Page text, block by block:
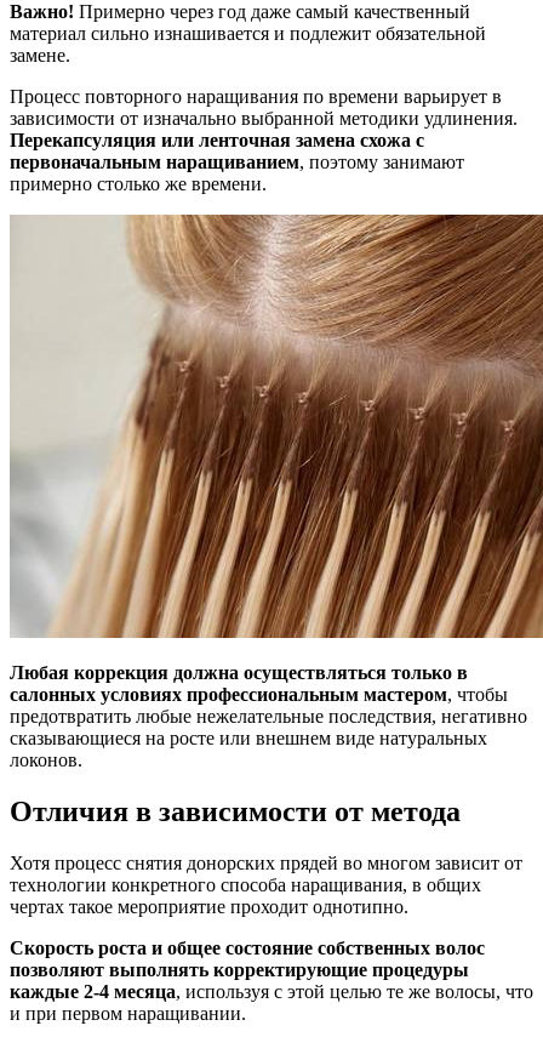
Важно! Примерно через год даже самый качественный
материал сильно изнашивается и подлежит обязательной
замене.
Процесс повторного наращивания по времени варьирует в
зависимости от изначально выбранной методики удлинения.
Перекапсуляция или ленточная замена схожа с
первоначальным наращиванием, поэтому занимают
примерно столько же времени.
Любая коррекция должна осуществляться только в
салонных условиях профессиональным мастером, чтобы
предотвратить любые нежелательные последствия, негативно
сказывающиеся на росте или внешнем виде натуральных
локонов.
Отличия в зависимости от метода
Хотя процесс снятия донорских прядей во многом зависит от
технологии конкретного способа наращивания, в общих
чертах такое мероприятие проходит однотипно.
Скорость роста и общее состояние собственных волос
позволяют выполнять корректирующие процедуры
каждые 2-4 месяца, используя с этой целью те же волосы, что
и при первом наращивании.